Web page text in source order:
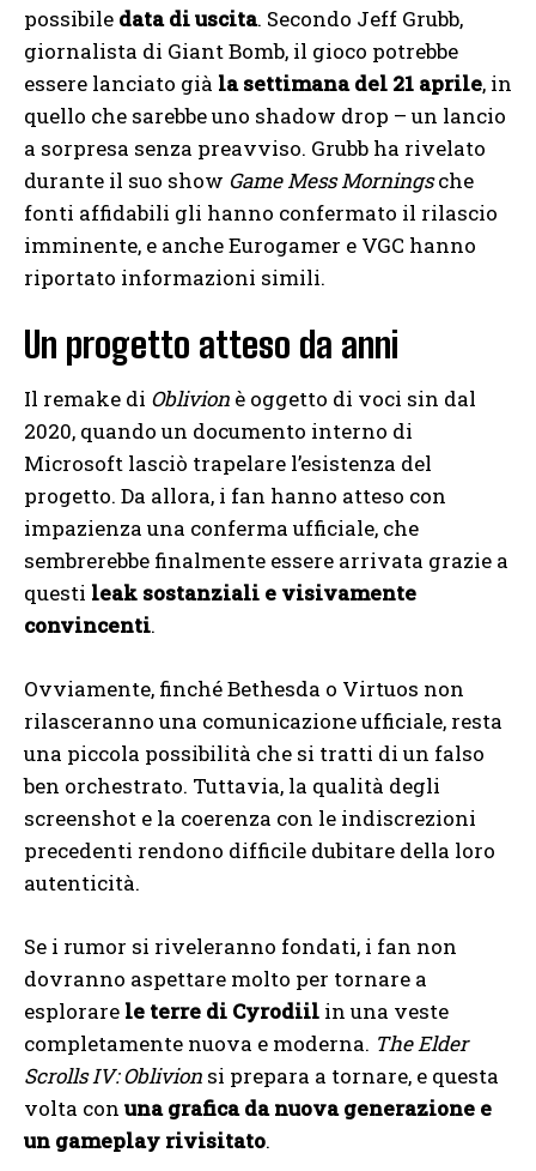
possibile data di uscita. Secondo Jeff Grubb,
giornalista di Giant Bomb, il gioco potrebbe
essere lanciato già la settimana del 21 aprile, in
quello che sarebbe uno shadow drop – un lancio
a sorpresa senza preavviso. Grubb ha rivelato
durante il suo show Game Mess Morningsche
fonti affidabili gli hanno confermato il rilascio
imminente, e anche Eurogamer e VGC hanno
riportato informazioni simili.
Un progetto atteso da anni
Il remake di Oblivion è oggetto di voci sin dal
2020, quando un documento interno di
Microsoft lasciò trapelare l’esistenza del
progetto. Da allora, i fan hanno atteso con
impazienza una conferma ufficiale, che
sembrerebbe finalmente essere arrivata grazie a
questi leak sostanziali e visivamente
convincenti.
Ovviamente, finché Bethesda o Virtuos non
rilasceranno una comunicazione ufficiale, resta
una piccola possibilità che si tratti di un falso
ben orchestrato. Tuttavia, la qualità degli
screenshot e la coerenza con le indiscrezioni
precedenti rendono difficile dubitare della loro
autenticità.
Se i rumor si riveleranno fondati, i fan non
dovranno aspettare molto per tornare a
esplorare le terre di Cyrodiil in una veste
completamente nuova e moderna. The Elder
Scrolls IV: Oblivion si prepara a tornare, e questa
volta con una grafica da nuova generazione e
un gameplay rivisitato.